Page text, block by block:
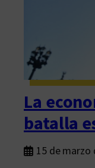
La
batalla
15 de marzo